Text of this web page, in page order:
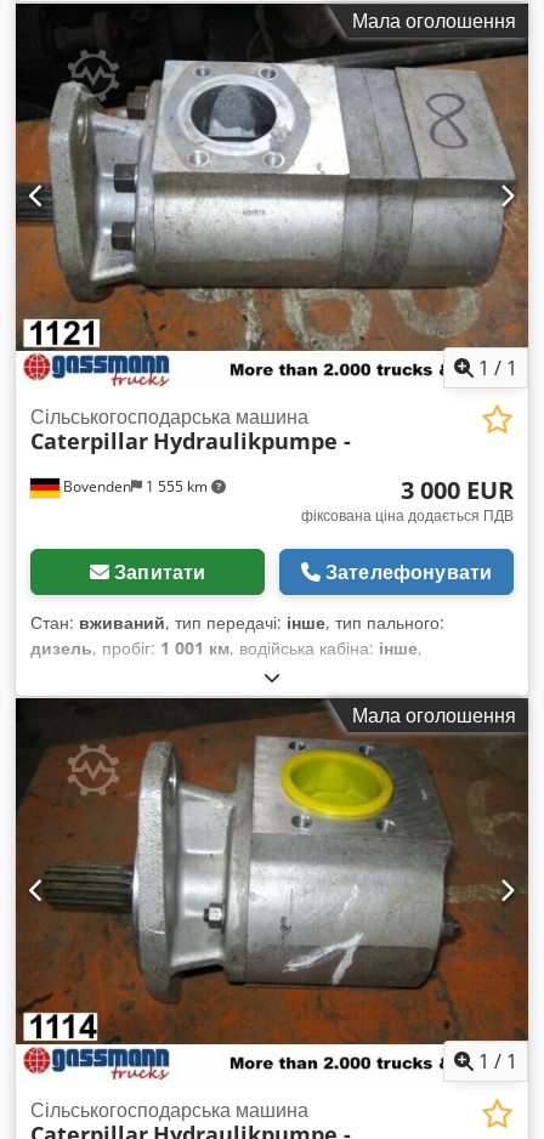
Мала оголошення
1 / 1
Bovenden 1 555 km
Сільськогосподарська машина
Caterpillar Hydraulikpumpe -
3 000 EUR
фіксована ціна додається ПДВ
Запитати Зателефонувати
Стан: вживаний, тип передачі: інше, тип пального:
дизель, пробіг: 1 001 км, водійська кабіна: інше,
Мала оголошення
1 / 1
Сільськогосподарська машина